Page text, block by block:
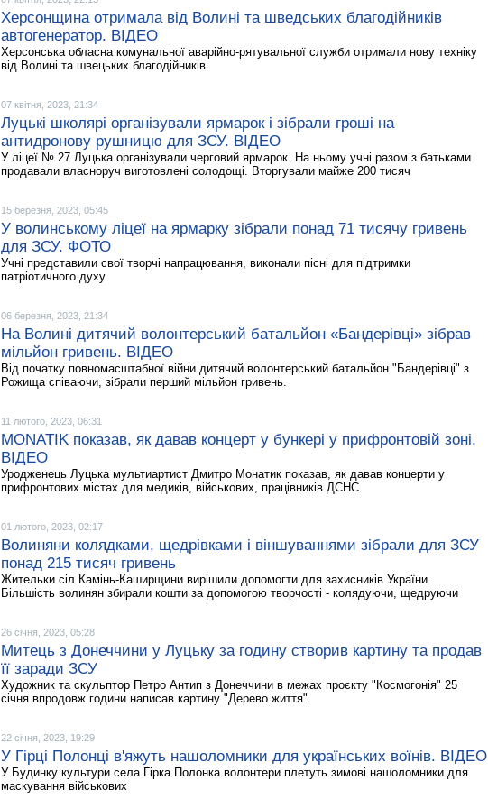
Херсонщина отримала від Волині та шведських благодійників
автогенератор. ВІДЕО
Херсонська обласна комунальної аварійно-рятувальної служби отримали нову техніку
від Волині та швецьких благодійників.
07 квітня, 2023, 21:34
Луцькі школярі організували ярмарок і зібрали гроші на
антидронову рушницю для ЗСУ. ВІДЕО
У ліцеї № 27 Луцька організували черговий ярмарок. На ньому учні разом з батьками
продавали власноруч виготовлені солодощі. Вторгували майже 200 тисяч
15 березня, 2023, 05:45
У волинському ліцеї на ярмарку зібрали понад 71 тисячу гривень
для ЗСУ. ФОТО
Учні представили свої творчі напрацювання, виконали пісні для підтримки
патріотичного духу
06 березня, 2023, 21:34
На Волині дитячий волонтерський батальйон «Бандерівці» зібрав
мільйон гривень. ВІДЕО
Від початку повномасштабної війни дитячий волонтерський батальйон "Бандерівці" з
Рожища співаючи, зібрали перший мільйон гривень.
11 лютого, 2023, 06:31
MONATIK показав, як давав концерт у бункері у прифронтовій зоні.
ВІДЕО
Уродженець Луцька мультиартист Дмитро Монатик показав, як давав концерти у
прифронтових містах для медиків, військових, працівників ДСНС.
01 лютого, 2023, 02:17
Волиняни колядками, щедрівками і віншуваннями зібрали для ЗСУ
понад 215 тисяч гривень
Жительки сіл Камінь-Каширщини вирішили допомогти для захисників України.
Більшість волинян збирали кошти за допомогою творчості - колядуючи, щедруючи
26 січня, 2023, 05:28
Митець з Донеччини у Луцьку за годину створив картину та продав
її заради ЗСУ
Художник та скульптор Петро Антип з Донеччини в межах проєкту "Космогонія" 25
січня впродовж години написав картину "Дерево життя".
22 січня, 2023, 19:29
У Гірці Полонці в'яжуть нашоломники для українських воїнів. ВІДЕО
У Будинку культури села Гірка Полонка волонтери плетуть зимові нашоломники для
маскування військових